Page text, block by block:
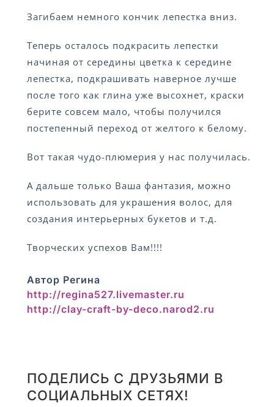
Загибаем немного кончик лепестка вниз.
Теперь осталось подкрасить лепестки
начиная от середины цветка к середине
лепестка, подкрашивать наверное лучше
после того как глина уже высохнет, краски
берите совсем мало, чтобы получился
постепенный переход от желтого к белому.
Вот такая чудо-плюмерия у нас получилась.
А дальше только Ваша фантазия, можно
использовать для украшения волос, для
создания интерьерных букетов и т.д.
Творческих успехов Вам!!!!
Автор Регина
http://regina527.livemaster.ru
http://clay-craft-by-deco.narod2.ru
ПОДЕЛИСЬ С ДРУЗЬЯМИ В
СОЦИАЛЬНЫХ СЕТЯХ!